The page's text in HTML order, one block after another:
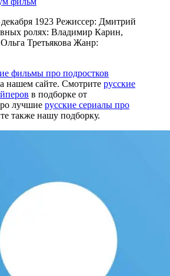
1923 Режиссер: Дмитрий
ролях: Владимир Карин,
Третьякова Жанр:
фильмы про подростков
нашем сайте. Смотрите русские
в подборке от
лучшие русские сериалы про
также нашу подборку.